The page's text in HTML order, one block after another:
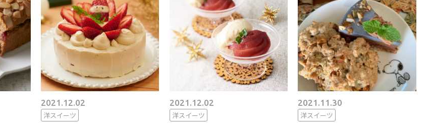
2021.12.02
洋スイーツ
2021.12.02
洋スイーツ
2021.11.30
洋スイーツ